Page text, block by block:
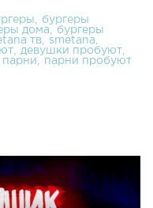
бургеры
дома
бургеры
тв
smetana
девушки пробуют
парни
парни пробуют